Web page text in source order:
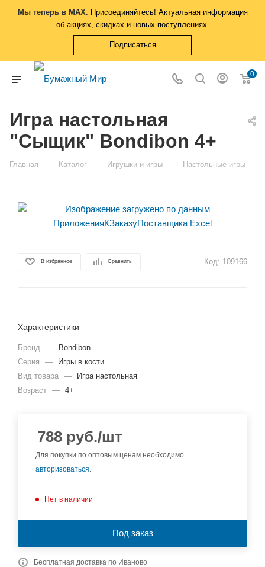
Мы теперь в MAX. Присоединяйтесь! Актуальная информация
об акциях, скидках и новых поступлениях.
Подписаться
0
Игра настольная
"Сыщик" Bondibon 4+
Главная — Каталог — Игрушки и игры — Настольные игры —
В избранное Сравнить Код: 109166
Характеристики
Бренд —
Bondibon
Серия
—
Игры в кости
Вид товара —
Игра настольная
Возраст — 4+
788 руб./шт
Для покупки по оптовым ценам необходимо
авторизоваться.
Нет в наличии
Под заказ
Бесплатная доставка по Иваново